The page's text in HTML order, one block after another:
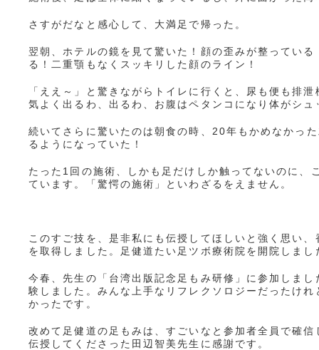
さすがだなと感心して、大満足で帰った。
翌朝、ホテルの鏡を見て驚いた！顔の歪みが整ってい
る！二重顎もなくスッキリした顔のライン！
「ええ～」と驚きながらトイレに行くと、尿も便も排
気よく出るわ、出るわ、お腹はペタンコになり体がシュ
続いてさらに驚いたのは朝食の時、20年もかめなかっ
るようになっていた！
たった1回の施術、しかも足だけしか触ってないのに、
ています。「驚愕の施術」といわざるをえません。
このすご技を、是非私にも伝授してほしいと強く思い
を取得しました。足健道たい足ツボ療術院を開院しまし
今春、先生の「台湾出版記念足もみ研修」に参加しま
験しました。みんな上手なリフレクソロジーだったけ
かったです。
改めて足健道の足もみは、すごいなと参加者全員で確
伝授してくださった田辺智美先生に感謝です。